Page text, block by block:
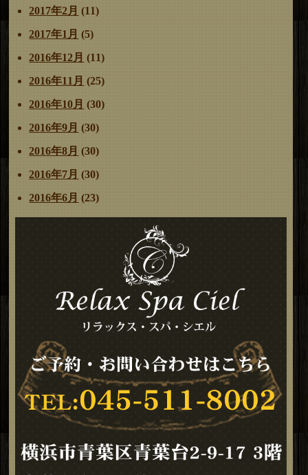
2017年2月 (11)
2017年1月 (5)
2016年12月 (11)
2016年11月 (25)
2016年10月 (30)
2016年9月 (30)
2016年8月 (30)
2016年7月 (30)
2016年6月 (23)